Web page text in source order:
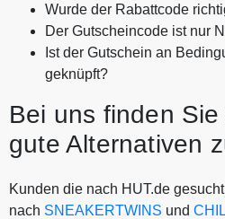
Wurde der Rabattcode
Der Gutscheincode ist nur
Ist der Gutschein an
geknüpft?
Bei uns finden
gute Alternativen
Kunden die nach HUT.de
nach SNEAKERTWINS und